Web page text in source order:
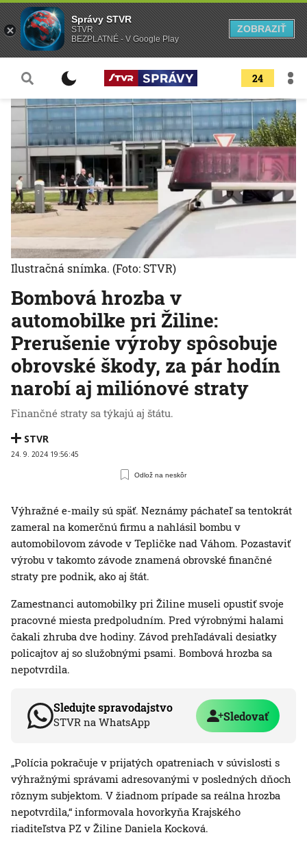
24
Bombová hrozba v
automobilke pri Žiline:
Prerušenie výroby spôsobuje
obrovské škody, za pár hodín
narobí aj miliónové straty
Finančné straty sa týkajú aj štátu.
STVR
24. 9. 2024 19:56:45
Odlož na neskôr
Ilustračná snímka. (Foto: STVR)
Výhražné e-maily sú späť. Neznámy páchateľ sa tentokrát
zameral na komerčnú firmu a nahlásil bombu v
automobilovom závode v Tepličke nad Váhom. Pozastaviť
výrobu v takomto závode znamená obrovské finančné
straty pre podnik, ako aj štát.
Zamestnanci automobilky pri Žiline museli opustiť svoje
pracovné miesta predpoludním. Pred výrobnými halami
čakali zhruba dve hodiny. Závod prehľadávali desiatky
policajtov aj so služobnými psami. Bombová hrozba sa
nepotvrdila.
Sledujte spravodajstvo
STVR na WhatsApp Sledovať
„Polícia pokračuje v prijatých opatreniach v súvislosti s
výhražnými správami adresovanými v posledných dňoch
rôznym subjektom. V žiadnom prípade sa reálna hrozba
nepotvrdila,“ informovala hovorkyňa Krajského
riaditeľstva PZ v Žiline Daniela Kocková.
Správy STVR
STVR
BEZPLATNÉ - V Google Play
ZOBRAZIŤ